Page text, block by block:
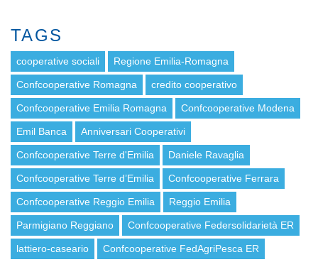
TAGS
cooperative sociali Regione Emilia-Romagna
Confcooperative Romagna credito cooperativo
Confcooperative Emilia Romagna Confcooperative Modena
Emil Banca Anniversari Cooperativi
Confcooperative Terre d'Emilia Daniele Ravaglia
Confcooperative Terre d’Emilia Confcooperative Ferrara
Confcooperative Reggio Emilia Reggio Emilia
Parmigiano Reggiano Confcooperative Federsolidarietà ER
lattiero-caseario Confcooperative FedAgriPesca ER